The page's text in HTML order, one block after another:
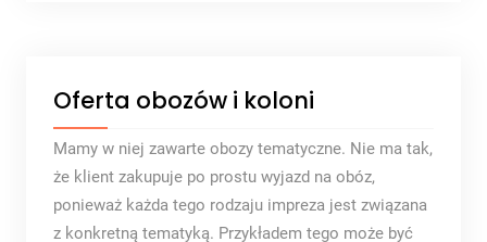
Oferta obozów i koloni
Mamy w niej zawarte obozy tematyczne. Nie ma tak,
że klient zakupuje po prostu wyjazd na obóz,
ponieważ każda tego rodzaju impreza jest związana
z konkretną tematyką. Przykładem tego może być